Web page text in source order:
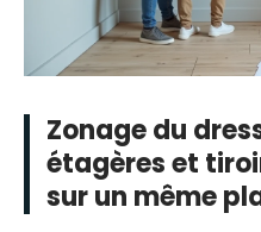
Zonage du
étagères et
sur un même